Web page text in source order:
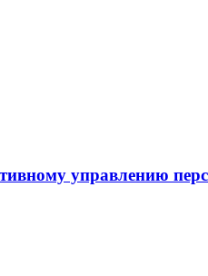
управлению